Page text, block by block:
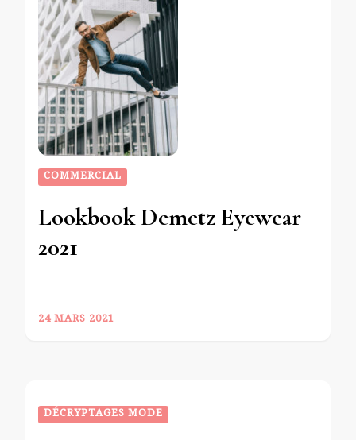
COMMERCIAL
Lookbook Demetz Eyewear
2021
24 MARS 2021
DÉCRYPTAGES MODE